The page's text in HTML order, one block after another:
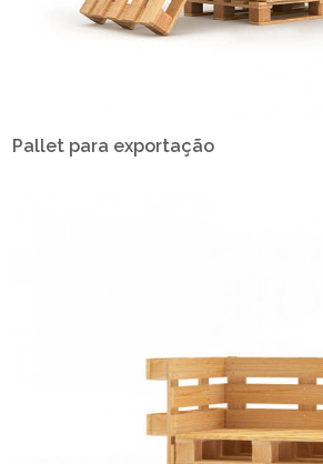
Pallet para exportação